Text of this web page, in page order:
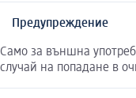
Предупреждение
Само за външна
случай на попадане в